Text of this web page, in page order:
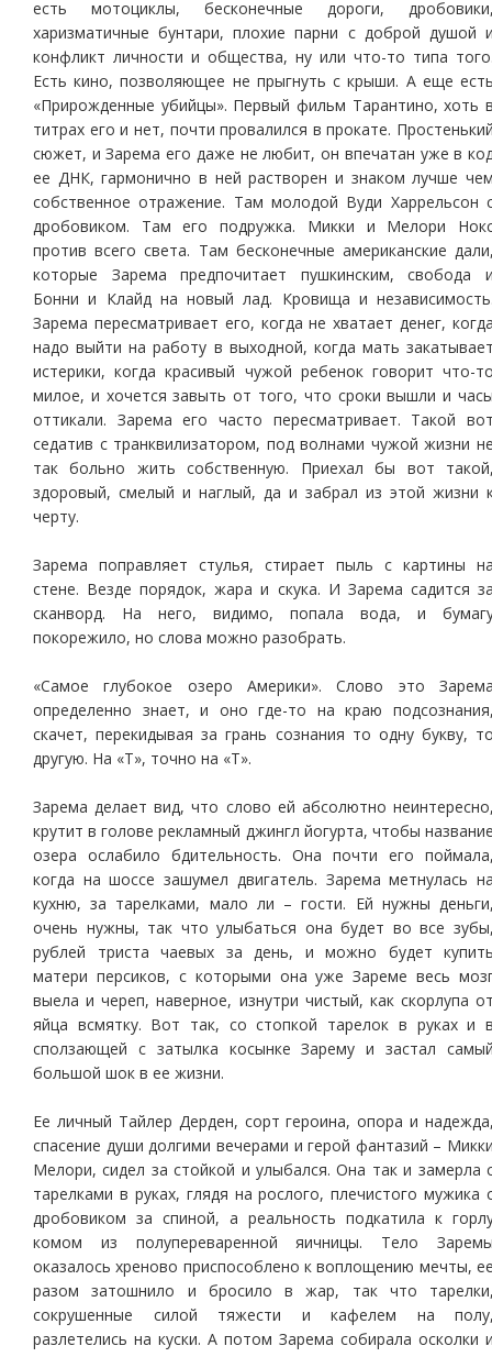
есть мотоциклы, бесконечные дороги,
харизматичные бунтари, плохие парни с доброй душой
конфликт личности и общества, ну или что-то типа
Есть кино, позволяющее не прыгнуть с крыши. А еще
«Прирожденные убийцы». Первый фильм Тарантино, хоть
титрах его и нет, почти провалился в прокате.
сюжет, и Зарема его даже не любит, он впечатан уже в
ее ДНК, гармонично в ней растворен и знаком лучше
собственное отражение. Там молодой Вуди Харрельсон
дробовиком. Там его подружка. Микки и Мелори
против всего света. Там бесконечные американские
которые Зарема предпочитает пушкинским, свобода
Бонни и Клайд на новый лад. Кровища и
Зарема пересматривает его, когда не хватает денег,
надо выйти на работу в выходной, когда мать
истерики, когда красивый чужой ребенок говорит что-
милое, и хочется завыть от того, что сроки вышли и
оттикали. Зарема его часто пересматривает. Такой
седатив с транквилизатором, под волнами чужой жизни
так больно жить собственную. Приехал бы вот
здоровый, смелый и наглый, да и забрал из этой жизни
черту.
Зарема поправляет стулья, стирает пыль с картины
стене. Везде порядок, жара и скука. И Зарема садится
сканворд. На него, видимо, попала вода, и
покорежило, но слова можно разобрать.
«Самое глубокое озеро Америки». Слово это
определенно знает, и оно где-то на краю
скачет, перекидывая за грань сознания то одну букву,
другую. На «Т», точно на «Т».
Зарема делает вид, что слово ей абсолютно
крутит в голове рекламный джингл йогурта, чтобы
озера ослабило бдительность. Она почти его
когда на шоссе зашумел двигатель. Зарема метнулась
кухню, за тарелками, мало ли – гости. Ей нужны
очень нужны, так что улыбаться она будет во все
рублей триста чаевых за день, и можно будет
матери персиков, с которыми она уже Зареме весь
выела и череп, наверное, изнутри чистый, как скорлупа
яйца всмятку. Вот так, со стопкой тарелок в руках и
сползающей с затылка косынке Зарему и застал
большой шок в ее жизни.
Ее личный Тайлер Дерден, сорт героина, опора и
спасение души долгими вечерами и герой фантазий –
Мелори, сидел за стойкой и улыбался. Она так и замерла
тарелками в руках, глядя на рослого, плечистого мужика
дробовиком за спиной, а реальность подкатила к
комом из полупереваренной яичницы. Тело
оказалось хреново приспособлено к воплощению мечты,
разом затошнило и бросило в жар, так что
сокрушенные силой тяжести и кафелем на
разлетелись на куски. А потом Зарема собирала осколки